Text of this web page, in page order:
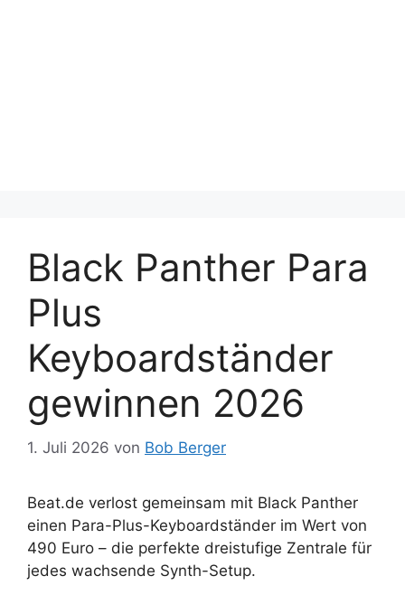
Black Panther Para
Plus
Keyboardständer
gewinnen 2026
1. Juli 2026 von Bob Berger
Beat.de verlost gemeinsam mit Black Panther
einen Para-Plus-Keyboardständer im Wert von
490 Euro – die perfekte dreistufige Zentrale für
jedes wachsende Synth-Setup.